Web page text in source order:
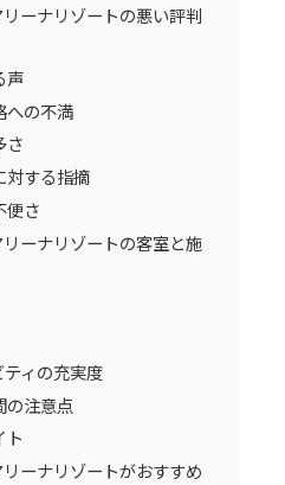
ーナリゾートの悪い評判
声
への不満
さ
対する指摘
便さ
ーナリゾートの客室と施
ィの充実度
の注意点
ト
ーナリゾートがおすすめ